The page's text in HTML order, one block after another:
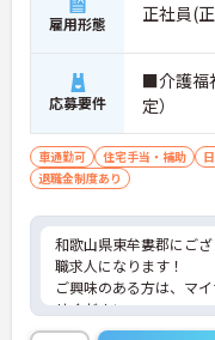
雇用形態 正社員(
応募要件
■介護福
定）
車通勤可 住宅手当・補助
退職金制度あり
和歌山県東牟婁郡にご
職求人になります！
ご興味のある方は、マ
せください。